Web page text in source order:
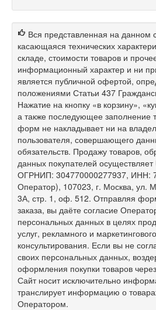
Вся представленная на данном
касающаяся технических
складе, стоимости товаров и
информационный характер и ни
является публичной офертой,
положениями Статьи 437
Нажатие на кнопку «в корзину»,
а также последующее заполнение
форм не накладывает ни на
пользователя, совершающего
обязательств. Продажу товаров,
данных покупателей
ОГРНИП: 304770000277937, ИНН:
Оператор), 107023, г. Москва, ул.
3А, стр. 1, оф. 512. Отправляя
заказа, вы даёте согласие
персональных данных в целях
услуг, рекламного и
консультирования. Если вы не
своих персональных данных,
оформления покупки товаров
Сайт носит исключительно
транслирует информацию о
Оператором.